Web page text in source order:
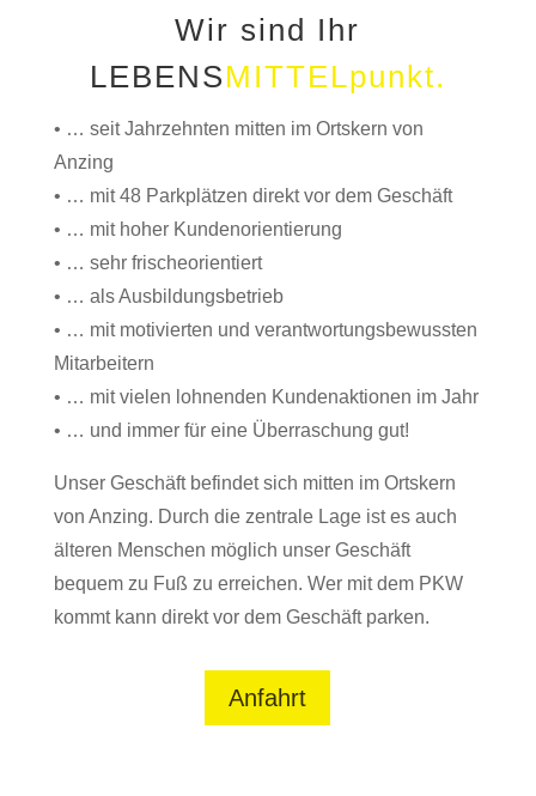
Wir sind Ihr
LEBENSMITTELpunkt.
• … seit Jahrzehnten mitten im Ortskern von
Anzing
• … mit 48 Parkplätzen direkt vor dem Geschäft
• … mit hoher Kundenorientierung
• … sehr frischeorientiert
• … als Ausbildungsbetrieb
• … mit motivierten und verantwortungsbewussten
Mitarbeitern
• … mit vielen lohnenden Kundenaktionen im Jahr
• … und immer für eine Überraschung gut!
Unser Geschäft befindet sich mitten im Ortskern
von Anzing. Durch die zentrale Lage ist es auch
älteren Menschen möglich unser Geschäft
bequem zu Fuß zu erreichen. Wer mit dem PKW
kommt kann direkt vor dem Geschäft parken.
Anfahrt